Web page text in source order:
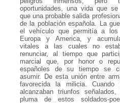
oportunidades, una vida que
que una probable salida
de la población española. La
el vehículo que permitía a los
Europa y America, y
vitales a las cuales no
renunciar, al tiempo que
marcial que, por honor o
españoles de su tiempo se
asumir. De esta unión entre
favorecida la milicia. Cuando
alcanzaban triunfos
pluma de estos soldados-